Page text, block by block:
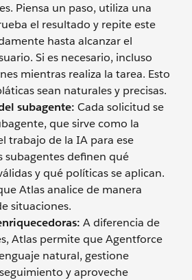
Piensa un paso, utiliza una
el resultado y repite este
hasta alcanzar el
Si es necesario, incluso
mientras realiza la tarea. Esto
sean naturales y precisas.
subagente: Cada solicitud se
que sirve como la
trabajo de la IA para ese
subagentes definen qué
y qué políticas se aplican.
Atlas analice de manera
situaciones.
A diferencia de
Atlas permite que Agentforce
natural, gestione
y aproveche